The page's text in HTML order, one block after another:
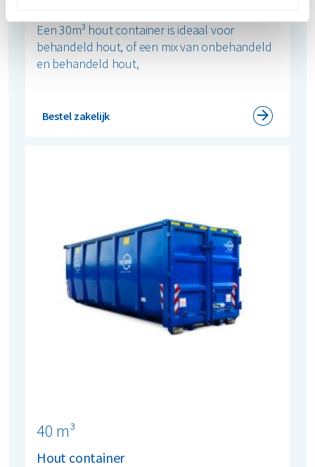
Een 30m³ hout container is ideaal voor
behandeld hout, of een mix van onbehandeld
en behandeld hout,
Bestel zakelijk
40 m³
Hout container